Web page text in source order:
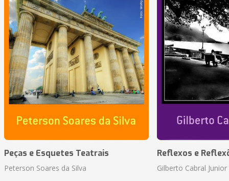
Peças e Esquetes Teatrais
Peterson Soares da Silva
Reflexos e
Gilberto Cabral Junior